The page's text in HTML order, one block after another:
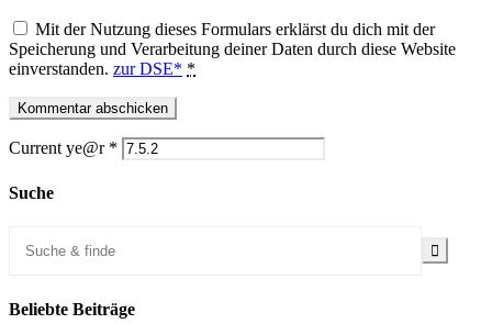
Mit der Nutzung dieses Formulars erklärst du dich mit der
Speicherung und Verarbeitung deiner Daten durch diese Website
einverstanden. zur DSE* *
Current ye@r *
Suche
Beliebte Beiträge